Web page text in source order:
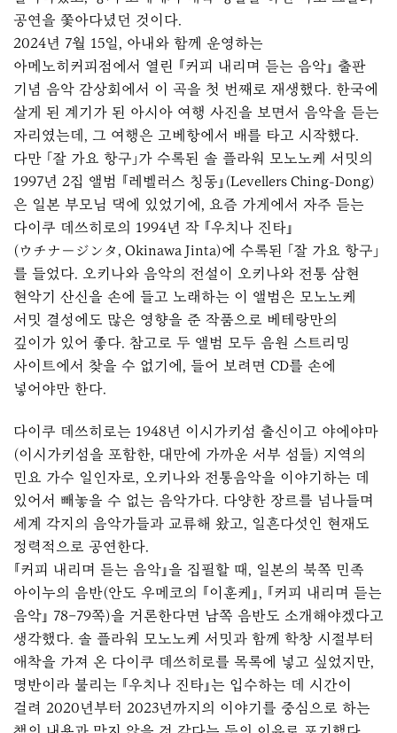
공연을 쫓아다녔던 것이다.
2024년 7월 15일, 아내와 함께 운영하는
아메노히커피점에서 열린 『커피 내리며 듣는 음악』 출판
기념 음악 감상회에서 이 곡을 첫 번째로 재생했다. 한국에
살게 된 계기가 된 아시아 여행 사진을 보면서 음악을 듣는
자리였는데, 그 여행은 고베항에서 배를 타고 시작했다.
다만 「잘 가요 항구」가 수록된 솔 플라워 모노노케 서밋의
1997년 2집 앨범 『레벨러스 칭동』(Levellers Ching-Dong)
은 일본 부모님 댁에 있었기에, 요즘 가게에서 자주 듣는
다이쿠 데쓰히로의 1994년 작 『우치나 진타』
(ウチナージンタ, Okinawa Jinta)에 수록된 「잘 가요 항구」
를 들었다. 오키나와 음악의 전설이 오키나와 전통 삼현
현악기 산신을 손에 들고 노래하는 이 앨범은 모노노케
서밋 결성에도 많은 영향을 준 작품으로 베테랑만의
깊이가 있어 좋다. 참고로 두 앨범 모두 음원 스트리밍
사이트에서 찾을 수 없기에, 들어 보려면 CD를 손에
넣어야만 한다.
다이쿠 데쓰히로는 1948년 이시가키섬 출신이고 야에야마
(이시가키섬을 포함한, 대만에 가까운 서부 섬들) 지역의
민요 가수 일인자로, 오키나와 전통음악을 이야기하는 데
있어서 빼놓을 수 없는 음악가다. 다양한 장르를 넘나들며
세계 각지의 음악가들과 교류해 왔고, 일흔다섯인 현재도
정력적으로 공연한다.
『커피 내리며 듣는 음악』을 집필할 때, 일본의 북쪽 민족
아이누의 음반(안도 우메코의 『이훈케』, 『커피 내리며 듣는
음악』 78–79쪽)을 거론한다면 남쪽 음반도 소개해야겠다고
생각했다. 솔 플라워 모노노케 서밋과 함께 학창 시절부터
애착을 가져 온 다이쿠 데쓰히로를 목록에 넣고 싶었지만,
명반이라 불리는 『우치나 진타』는 입수하는 데 시간이
걸려 2020년부터 2023년까지의 이야기를 중심으로 하는